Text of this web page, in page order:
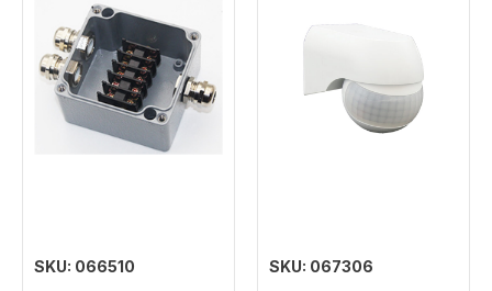
SKU: 066510 SKU: 067306